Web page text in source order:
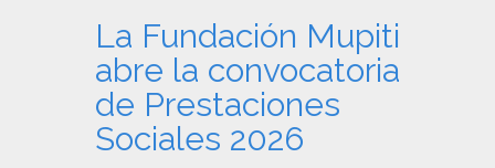
La Fundación Mupiti
abre la convocatoria
de Prestaciones
Sociales 2026